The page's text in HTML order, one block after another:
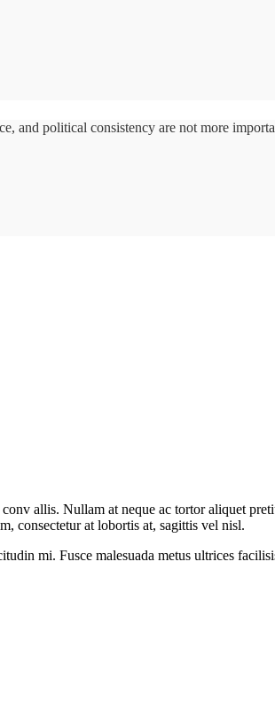
and political consistency are not more
allis. Nullam at neque ac tortor aliquet
consectetur at lobortis at, sagittis vel nisl.
mi. Fusce malesuada metus ultrices